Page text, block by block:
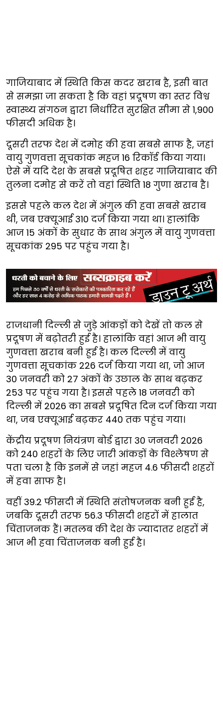
गाजियाबाद में स्थिति किस कदर खराब है, इसी बात
से समझा जा सकता है कि वहां प्रदूषण का स्तर विश्व
स्वास्थ्य संगठन द्वारा निर्धारित सुरक्षित सीमा से 1,900
फीसदी अधिक है।
दूसरी तरफ देश में दमोह की हवा सबसे साफ है, जहां
वायु गुणवत्ता सूचकांक महज 16 रिकॉर्ड किया गया।
ऐसे में यदि देश के सबसे प्रदूषित शहर गाजियाबाद की
तुलना दमोह से करें तो वहां स्थिति 18 गुणा खराब है।
इससे पहले कल देश में अंगुल की हवा सबसे खराब
थी, जब एक्यूआई 310 दर्ज किया गया था। हालांकि
आज 15 अंकों के सुधार के साथ अंगुल में वायु गुणवत्ता
सूचकांक 295 पर पहुंच गया है।
राजधानी दिल्ली से जुड़े आंकड़ों को देखें तो कल से
प्रदूषण में बढ़ोतरी हुई है। हालांकि वहां आज भी वायु
गुणवत्ता खराब बनी हुई है। कल दिल्ली में वायु
गुणवत्ता सूचकांक 226 दर्ज किया गया था, जो आज
30 जनवरी को 27 अंकों के उछाल के साथ बढ़कर
253 पर पहुंच गया है। इससे पहले 18 जनवरी को
दिल्ली में 2026 का सबसे प्रदूषित दिन दर्ज किया गया
था, जब एक्यूआई बढ़कर 440 तक पहुंच गया।
केंद्रीय प्रदूषण नियंत्रण बोर्ड द्वारा 30 जनवरी 2026
को 240 शहरों के लिए जारी आंकड़ों के विश्लेषण से
पता चला है कि इनमें से जहां महज 4.6 फीसदी शहरों
में हवा साफ है।
वहीं 39.2 फीसदी में स्थिति संतोषजनक बनी हुई है,
जबकि दूसरी तरफ 56.3 फीसदी शहरों में हालात
चिंताजनक हैं। मतलब की देश के ज्यादातर शहरों में
आज भी हवा चिंताजनक बनी हुई है।